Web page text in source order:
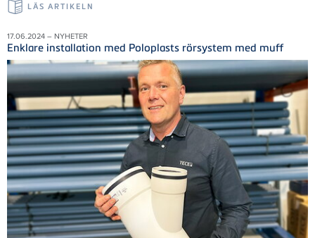
LÄS ARTIKELN
17.06.2024 – NYHETER
Enklare installation med Poloplasts rörsystem med muff